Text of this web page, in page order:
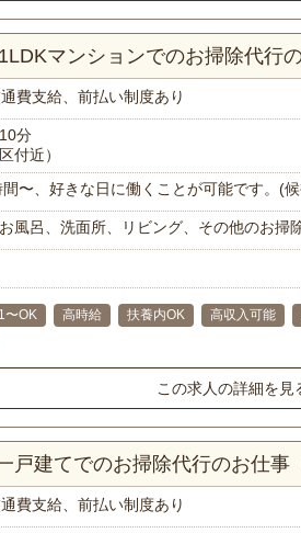
マンションでのお掃除代行
通費支給、前払い制度あり
分
付近）
〜、好きな日に働くことが可能です。(
風呂、洗面所、リビング、その他のお掃
〜OK 高時給 扶養内OK 高収入可能
この求人の詳細を見
建てでのお掃除代行のお仕事
通費支給、前払い制度あり